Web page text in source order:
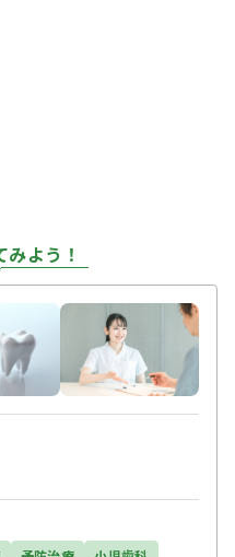
よう！